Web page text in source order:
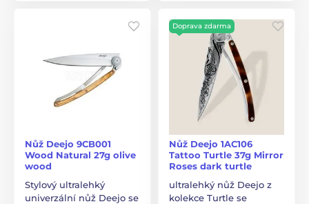
Nůž Deejo 9CB001
Wood Natural 27g olive
wood
Stylový ultralehký
univerzální nůž Deejo se
Doprava zdarma
Nůž Deejo 1AC106
Tattoo Turtle 37g Mirror
Roses dark turtle
ultralehký nůž Deejo z
kolekce Turtle se